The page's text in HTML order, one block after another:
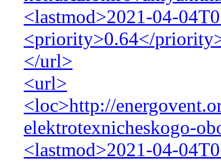
<lastmod>2021-04-
<priority>0.64</
</url>
<url>
<loc>http://
elektrotexnicheskogo-
<lastmod>2021-04-